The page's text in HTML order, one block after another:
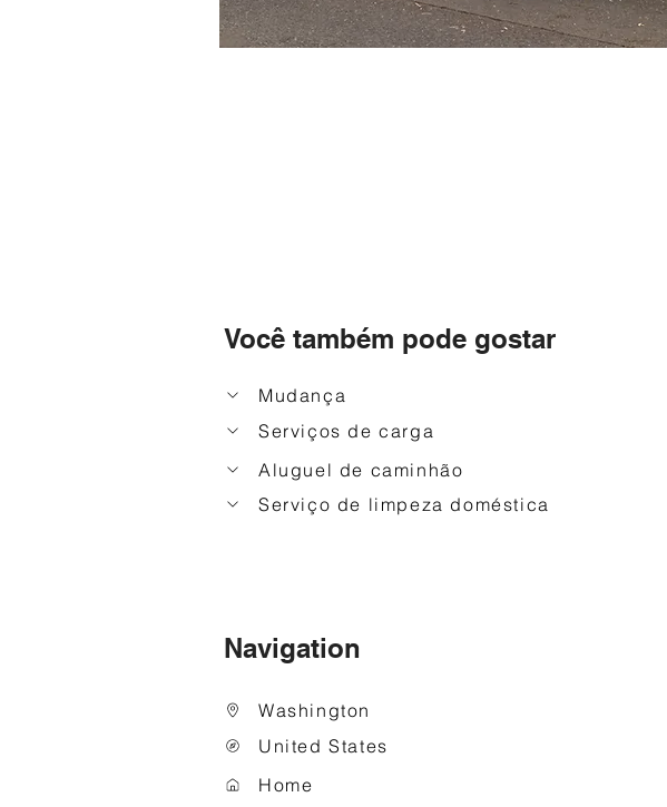
Você também pode gostar
Mudança
Serviços de carga
Aluguel de caminhão
Serviço de limpeza doméstica
Navigation
Washington
United States
Home